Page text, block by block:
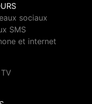
sociaux
SMS
et internet